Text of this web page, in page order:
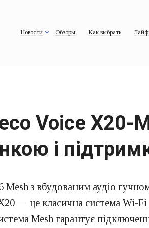
Новости Обзоры Как выбрать
Voice X20-
і
з вбудованим аудіо
— це класична система Wi-
Mesh гарантує